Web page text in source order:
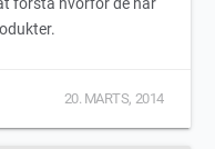
20. MARTS, 2014